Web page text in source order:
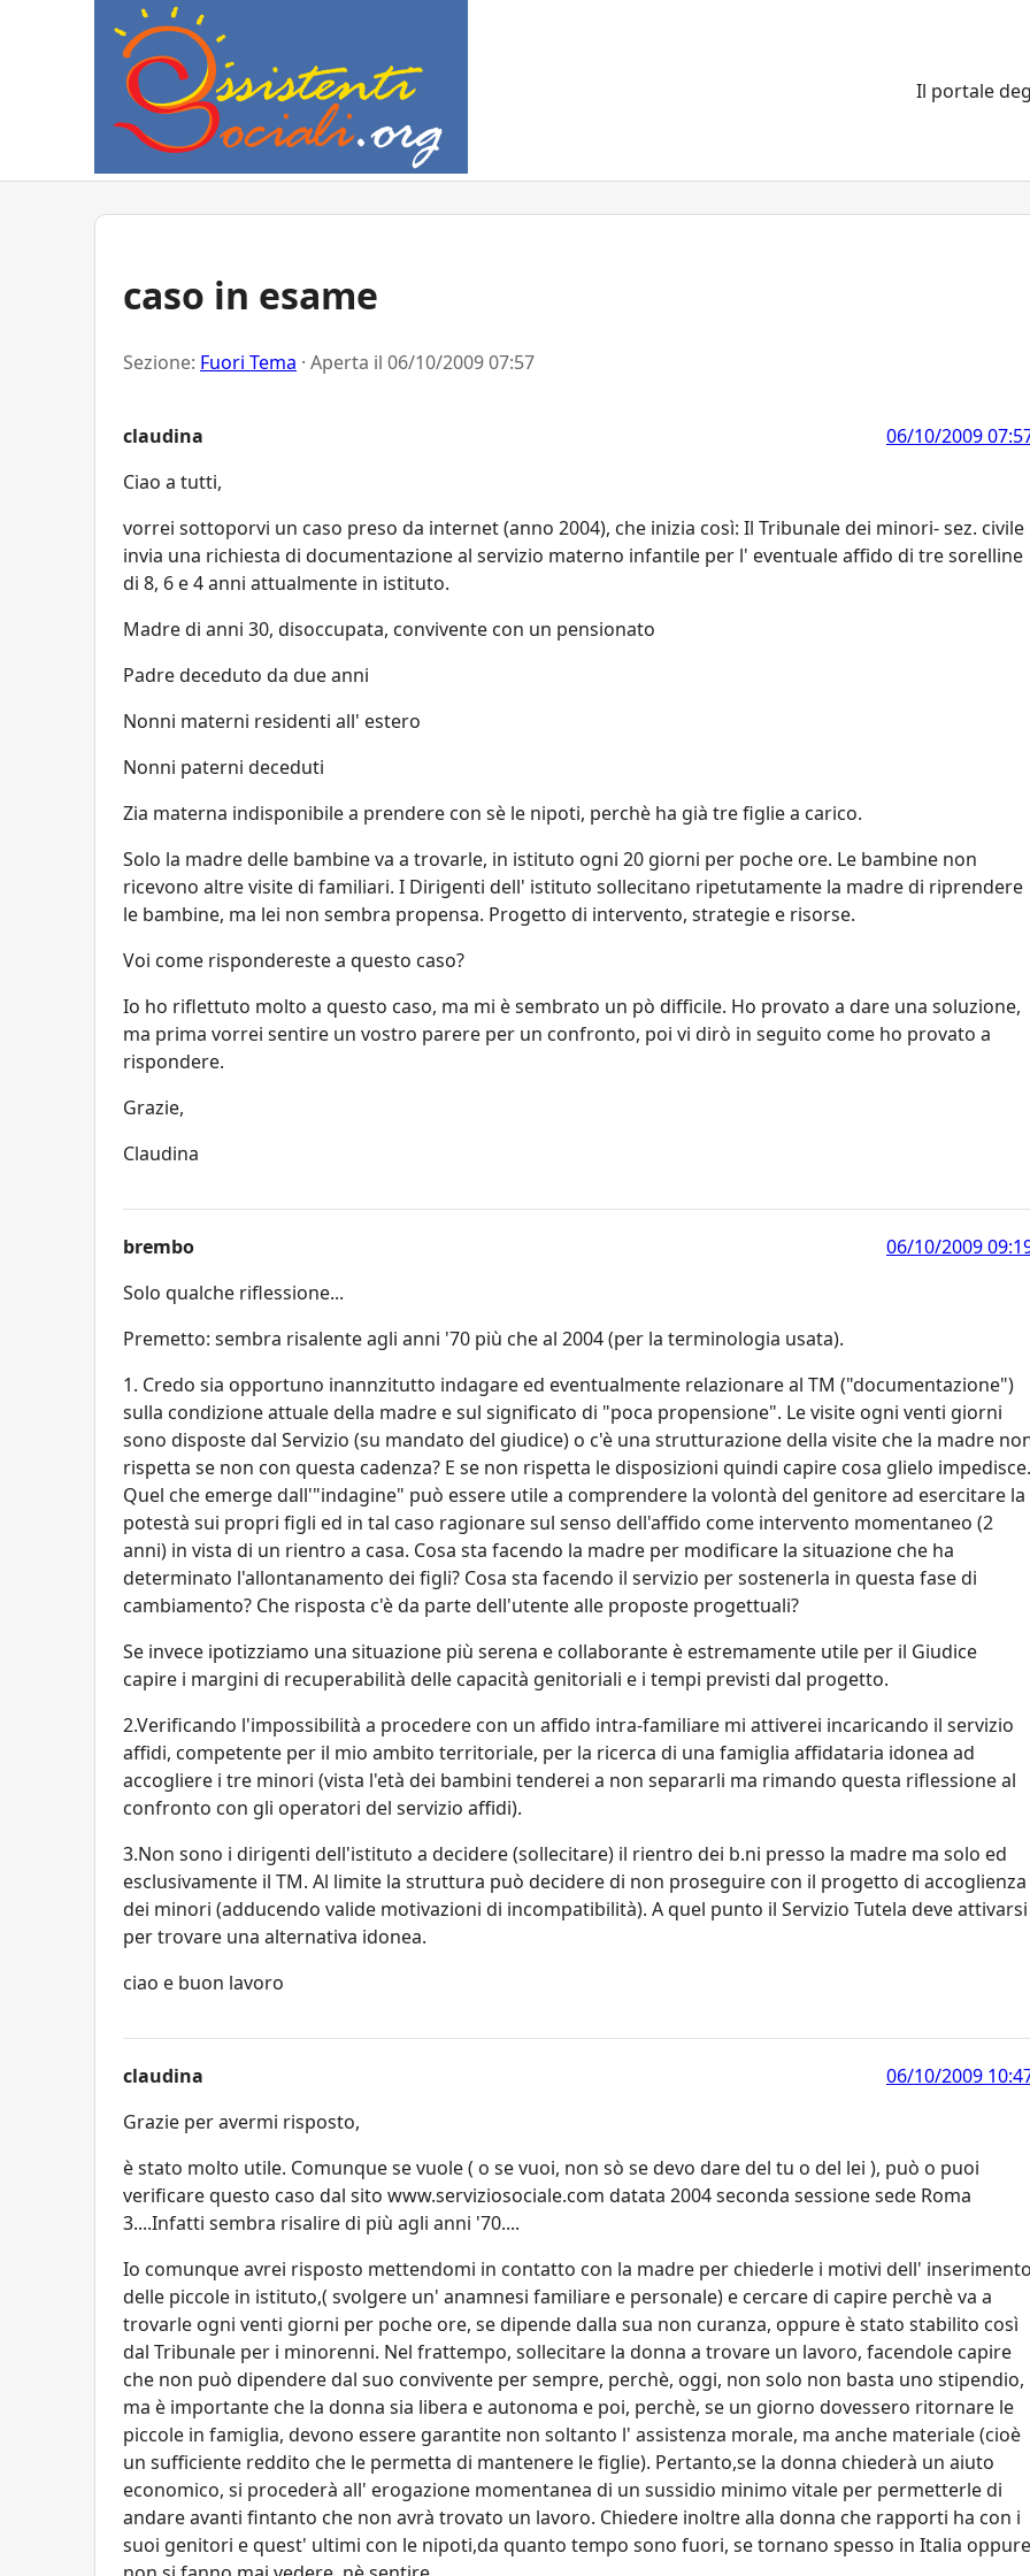
Il portale
caso in esame
Sezione: Fuori Tema · Aperta il 06/10/2009 07:57
claudina
06/10/2009
Ciao a tutti,
vorrei sottoporvi un caso preso da internet (anno 2004), che inizia così: Il Tribunale dei minori- sez. civile
invia una richiesta di documentazione al servizio materno infantile per l' eventuale affido di tre sorelline
di 8, 6 e 4 anni attualmente in istituto.
Madre di anni 30, disoccupata, convivente con un pensionato
Padre deceduto da due anni
Nonni materni residenti all' estero
Nonni paterni deceduti
Zia materna indisponibile a prendere con sè le nipoti, perchè ha già tre figlie a carico.
Solo la madre delle bambine va a trovarle, in istituto ogni 20 giorni per poche ore. Le bambine non
ricevono altre visite di familiari. I Dirigenti dell' istituto sollecitano ripetutamente la madre di riprendere
le bambine, ma lei non sembra propensa. Progetto di intervento, strategie e risorse.
Voi come rispondereste a questo caso?
Io ho riflettuto molto a questo caso, ma mi è sembrato un pò difficile. Ho provato a dare una soluzione,
ma prima vorrei sentire un vostro parere per un confronto, poi vi dirò in seguito come ho provato a
rispondere.
Grazie,
Claudina
brembo
06/10/2009
Solo qualche riflessione...
Premetto: sembra risalente agli anni '70 più che al 2004 (per la terminologia usata).
1. Credo sia opportuno inannzitutto indagare ed eventualmente relazionare al TM ("documentazione")
sulla condizione attuale della madre e sul significato di "poca propensione". Le visite ogni venti giorni
sono disposte dal Servizio (su mandato del giudice) o c'è una strutturazione della visite che la madre
rispetta se non con questa cadenza? E se non rispetta le disposizioni quindi capire cosa glielo impedisce.
Quel che emerge dall'"indagine" può essere utile a comprendere la volontà del genitore ad esercitare la
potestà sui propri figli ed in tal caso ragionare sul senso dell'affido come intervento momentaneo (2
anni) in vista di un rientro a casa. Cosa sta facendo la madre per modificare la situazione che ha
determinato l'allontanamento dei figli? Cosa sta facendo il servizio per sostenerla in questa fase di
cambiamento? Che risposta c'è da parte dell'utente alle proposte progettuali?
Se invece ipotizziamo una situazione più serena e collaborante è estremamente utile per il Giudice
capire i margini di recuperabilità delle capacità genitoriali e i tempi previsti dal progetto.
2.Verificando l'impossibilità a procedere con un affido intra-familiare mi attiverei incaricando il servizio
affidi, competente per il mio ambito territoriale, per la ricerca di una famiglia affidataria idonea ad
accogliere i tre minori (vista l'età dei bambini tenderei a non separarli ma rimando questa riflessione al
confronto con gli operatori del servizio affidi).
3.Non sono i dirigenti dell'istituto a decidere (sollecitare) il rientro dei b.ni presso la madre ma solo ed
esclusivamente il TM. Al limite la struttura può decidere di non proseguire con il progetto di accoglienza
dei minori (adducendo valide motivazioni di incompatibilità). A quel punto il Servizio Tutela deve attivarsi
per trovare una alternativa idonea.
ciao e buon lavoro
claudina
06/10/2009
Grazie per avermi risposto,
è stato molto utile. Comunque se vuole ( o se vuoi, non sò se devo dare del tu o del lei ), può o puoi
verificare questo caso dal sito www.serviziosociale.com datata 2004 seconda sessione sede Roma
3....Infatti sembra risalire di più agli anni '70....
Io comunque avrei risposto mettendomi in contatto con la madre per chiederle i motivi dell' inserimento
delle piccole in istituto,( svolgere un' anamnesi familiare e personale) e cercare di capire perchè va a
trovarle ogni venti giorni per poche ore, se dipende dalla sua non curanza, oppure è stato stabilito così
dal Tribunale per i minorenni. Nel frattempo, sollecitare la donna a trovare un lavoro, facendole capire
che non può dipendere dal suo convivente per sempre, perchè, oggi, non solo non basta uno stipendio,
ma è importante che la donna sia libera e autonoma e poi, perchè, se un giorno dovessero ritornare le
piccole in famiglia, devono essere garantite non soltanto l' assistenza morale, ma anche materiale (cioè
un sufficiente reddito che le permetta di mantenere le figlie). Pertanto,se la donna chiederà un aiuto
economico, si procederà all' erogazione momentanea di un sussidio minimo vitale per permetterle di
andare avanti fintanto che non avrà trovato un lavoro. Chiedere inoltre alla donna che rapporti ha con i
suoi genitori e quest' ultimi con le nipoti,da quanto tempo sono fuori, se tornano spesso in Italia oppure